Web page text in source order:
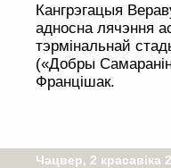
Кангрэгацыя
адносна лячэння
тэрмінальнай
(«Добры
Францішак.
Чацвер, 2 красавіка